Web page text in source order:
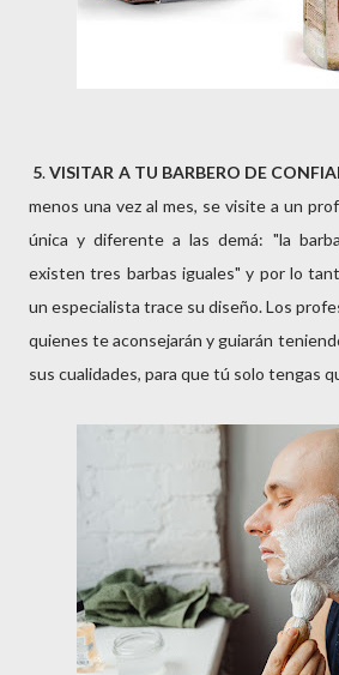
5.VISITAR A TU BARBERO DE
menos una vez al mes, se visite a un
única y diferente a las demá: "la
existen tres barbas iguales" y por lo
un especialista trace su diseño. Los
quienes te aconsejarán y guiarán
sus cualidades, para que tú solo tengas